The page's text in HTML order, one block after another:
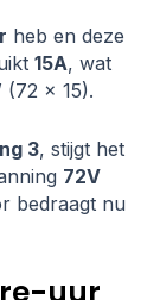
heb en deze
15A, wat
(72 × 15).
3, stijgt het
72V
bedraagt nu